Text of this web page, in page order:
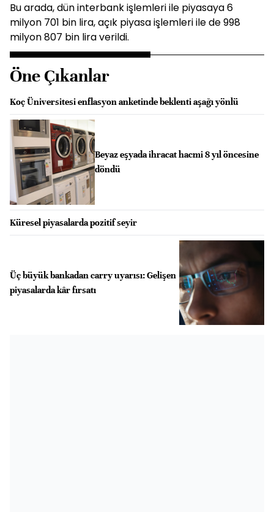
Bu arada, dün interbank işlemleri ile piyasaya 6
milyon 701 bin lira, açık piyasa işlemleri ile de 998
milyon 807 bin lira verildi.
Öne Çıkanlar
Koç Üniversitesi enflasyon anketinde beklenti aşağı yönlü
Beyaz eşyada ihracat hacmi 8 yıl öncesine
döndü
Küresel piyasalarda pozitif seyir
Üç büyük bankadan carry uyarısı: Gelişen
piyasalarda kâr fırsatı